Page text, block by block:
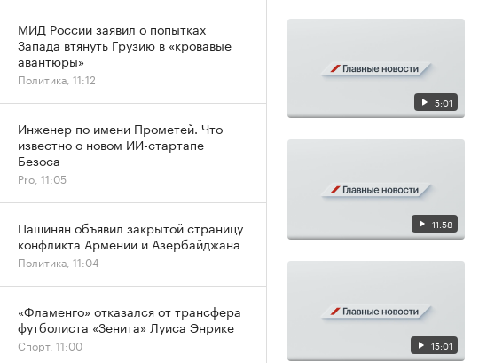
5:01
11:58
15:01
МИД России заявил о попытках
Запада втянуть Грузию в «кровавые
авантюры»
Политика, 11:12
Инженер по имени Прометей. Что
известно о новом ИИ-стартапе
Безоса
Pro, 11:05
Пашинян объявил закрытой страницу
конфликта Армении и Азербайджана
Политика, 11:04
«Фламенго» отказался от трансфера
футболиста «Зенита» Луиса Энрике
Спорт, 11:00